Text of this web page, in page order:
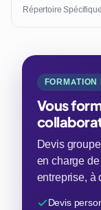
Répertoire
FORMATION
Vous
Devis
en charge
entreprise, à
Devis